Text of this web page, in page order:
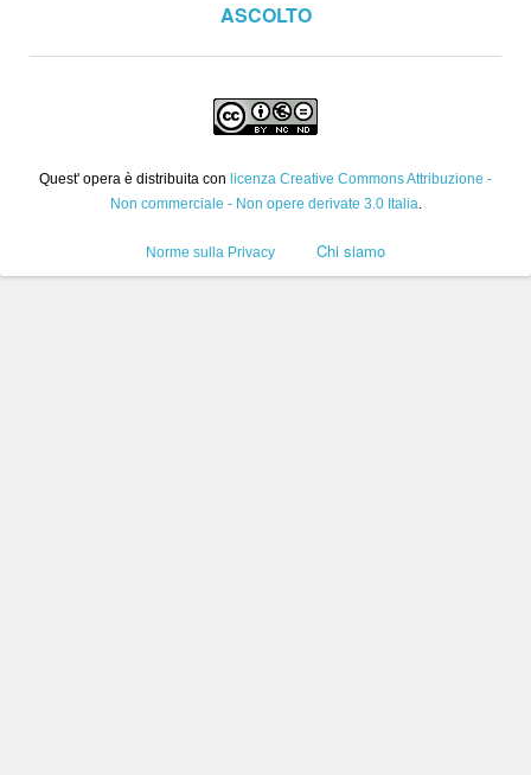
ASCOLTO
Quest' opera è distribuita con licenza Creative Commons Attribuzione -
Non commerciale - Non opere derivate 3.0 Italia.
Norme sulla Privacy Chi siamo